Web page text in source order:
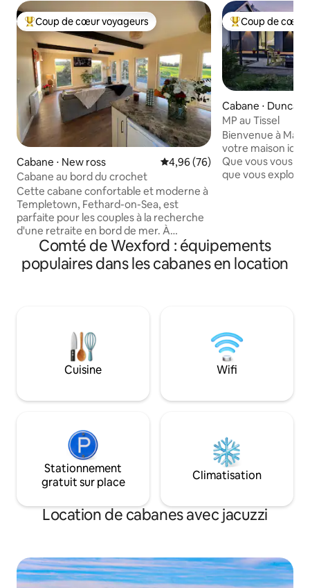
Coups de cœur voyageurs les plus appréciés
Coup de cœur voyageurs
Cabane ⋅ New ross Évaluation moyenne sur la
4,96 (76)
Cabane au bord du crochet
Cette cabane confortable et moderne à
Templetown, Fethard-on-Sea, est
parfaite pour les couples à la recherche
d'une retraite en bord de mer. À
seulement cinq minutes des superbes
plages, il offre un design spacieux et
ouvert avec un lit confortable, une
promenades côtières à couper le souffle
et le phare historique de Hook. Que ce
soit pour se détendre ou partir à
l'aventure, cette cabane promet une
Adultes uniquement
Coups de cœur
Coup de cœur
Cabane ⋅
MP au Tissel
Bienvenue à
votre maison
Que vous vous
que vous
plage de
sorte que vous
profiter de
de basket.
Comté de Wexford : équipements
populaires dans les cabanes en location
Cuisine Wifi
Stationnement
gratuit sur place
Climatisation
Location de cabanes avec jacuzzi